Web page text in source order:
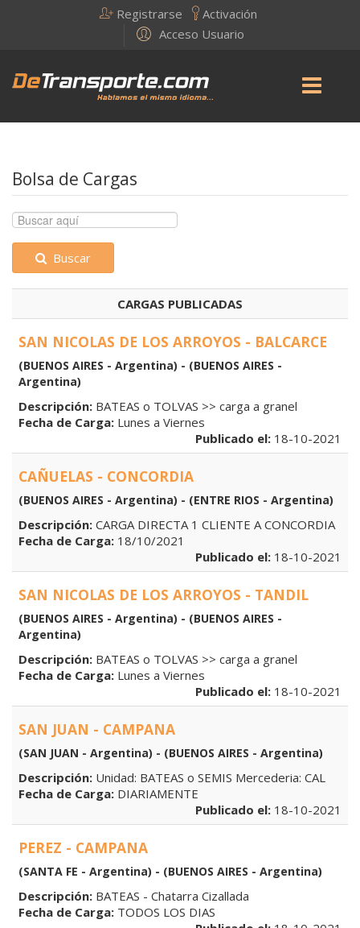
Registrarse
Activación
Acceso Usuario
Bolsa de Cargas
Buscar
CARGAS PUBLICADAS
SAN NICOLAS DE LOS ARROYOS - BALCARCE
(BUENOS AIRES - Argentina) - (BUENOS AIRES -
Argentina)
Descripción: BATEAS o TOLVAS >> carga a granel
Fecha de Carga: Lunes a Viernes
Publicado el: 18-10-2021
CAÑUELAS - CONCORDIA
(BUENOS AIRES - Argentina) - (ENTRE RIOS - Argentina)
Descripción: CARGA DIRECTA 1 CLIENTE A CONCORDIA
Fecha de Carga: 18/10/2021
Publicado el: 18-10-2021
SAN NICOLAS DE LOS ARROYOS - TANDIL
(BUENOS AIRES - Argentina) - (BUENOS AIRES -
Argentina)
Descripción: BATEAS o TOLVAS >> carga a granel
Fecha de Carga: Lunes a Viernes
Publicado el: 18-10-2021
SAN JUAN - CAMPANA
(SAN JUAN - Argentina) - (BUENOS AIRES - Argentina)
Descripción: Unidad: BATEAS o SEMIS Mercederia: CAL
Fecha de Carga: DIARIAMENTE
Publicado el: 18-10-2021
PEREZ - CAMPANA
(SANTA FE - Argentina) - (BUENOS AIRES - Argentina)
Descripción: BATEAS - Chatarra Cizallada
Fecha de Carga: TODOS LOS DIAS